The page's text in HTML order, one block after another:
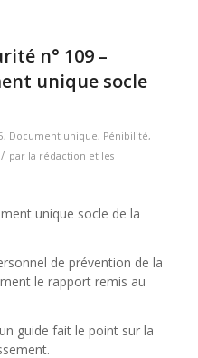
n° 109 –
unique socle
, Document unique, Pénibilité,
/ par la rédaction et les
unique socle de la
de prévention de la
le rapport remis au
guide fait le point sur la